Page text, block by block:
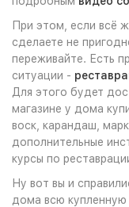
При этом, если всё
сделаете не
переживайте. Есть
ситуации -
Для этого будет
магазине у дома
воск, карандаш,
дополнительные
курсы по
Ну вот вы и
дома всю купленную